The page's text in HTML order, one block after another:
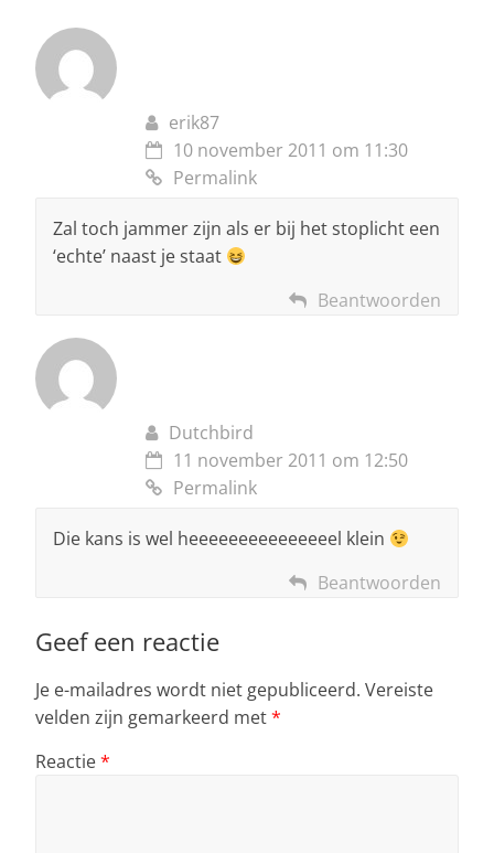
erik87
10 november 2011 om 11:30
Permalink
Zal toch jammer zijn als er bij het stoplicht een
‘echte’ naast je staat
Beantwoorden
Dutchbird
11 november 2011 om 12:50
Permalink
Die kans is wel heeeeeeeeeeeeeeel klein
Beantwoorden
Geef een reactie
Je e-mailadres wordt niet gepubliceerd. Vereiste
velden zijn gemarkeerd met*
Reactie*